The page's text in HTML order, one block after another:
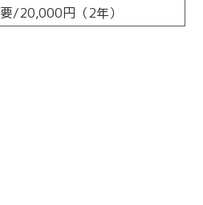
要/20,000円（2年）